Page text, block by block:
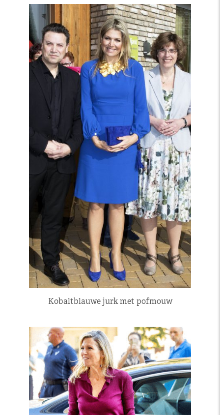
Kobaltblauwe jurk met pofmouw